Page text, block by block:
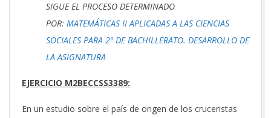
SIGUE EL PROCESO DETERMINADO
POR: MATEMÁTICAS II APLICADAS A LAS CIENCIAS
SOCIALES PARA 2º DE BACHILLERATO. DESARROLLO DE
LA ASIGNATURA
EJERCICIO M2BECCSS3389:
En un estudio sobre el país de origen de los cruceristas